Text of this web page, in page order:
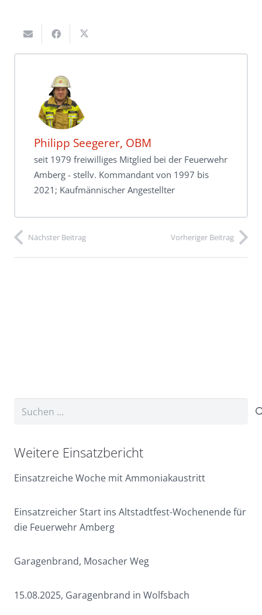
Philipp Seegerer, OBM
seit 1979 freiwilliges Mitglied bei der Feuerwehr
Amberg - stellv. Kommandant von 1997 bis
2021; Kaufmännischer Angestellter
Nächster Beitrag Vorheriger Beitrag
Suchen
Weitere Einsatzbericht
Einsatzreiche Woche mit Ammoniakaustritt
Einsatzreicher Start ins Altstadtfest-Wochenende für
die Feuerwehr Amberg
Garagenbrand, Mosacher Weg
15.08.2025, Garagenbrand in Wolfsbach